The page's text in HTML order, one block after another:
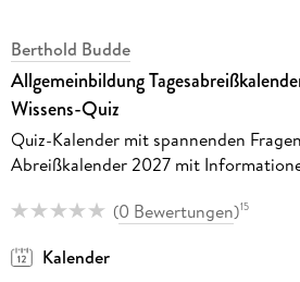
Berthold Budde
Allgemeinbildung
Wissens-Quiz
Quiz-Kalender mit spannenden
Abreißkalender 2027 mit
(0 Bewertungen)15
Kalender